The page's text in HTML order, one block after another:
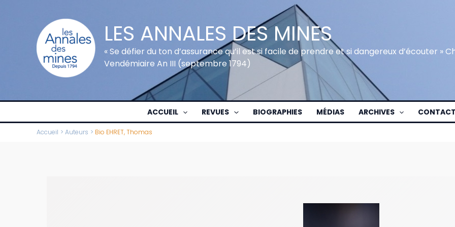
LES ANNALES DES MINES
« Se défier du ton d’assurance qu’il est si facile de prendre et si dangereux d’écouter »
Vendémiaire An III (septembre 1794)
ACCUEIL REVUES BIOGRAPHIES MÉDIAS ARCHIVES CONTACT
Accueil Auteurs Bio EHRET, Thomas